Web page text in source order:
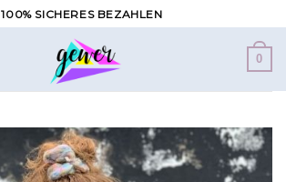
100% SICHERES BEZAHLEN
0